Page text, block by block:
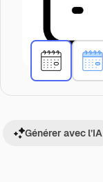
Générer avec l’IA